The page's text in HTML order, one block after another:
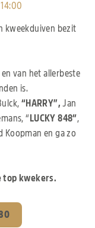
kweekduiven bezit
van het allerbeste
is.
“HARRY”, Jan
“ LUCKY 848″,
Koopman en ga zo
top kwekers.